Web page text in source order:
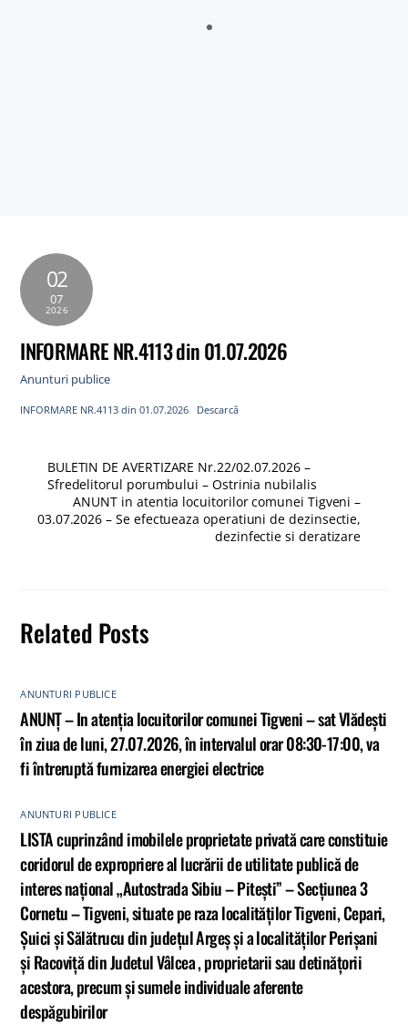
din Judetul Vâlcea , proprietarii sau detinățorii acestora, precum
02
07
2026
INFORMARE NR.4113 din 01.07.2026
Anunturi publice
INFORMARE NR.4113 din 01.07.2026 Descarcă
BULETIN DE AVERTIZARE Nr.22/02.07.2026 –
Sfredelitorul porumbului – Ostrinia nubilalis
ANUNT in atentia locuitorilor comunei Tigveni –
03.07.2026 – Se efectueaza operatiuni de dezinsectie,
dezinfectie si deratizare
Related Posts
ANUNTURI PUBLICE
ANUNȚ – In atenția locuitorilor comunei Tigveni – sat Vlădești
în ziua de luni, 27.07.2026, în intervalul orar 08:30-17:00, va
fi întreruptă furnizarea energiei electrice
ANUNTURI PUBLICE
LISTA cuprinzând imobilele proprietate privată care constituie
coridorul de expropriere al lucrării de utilitate publică de
interes național „Autostrada Sibiu – Pitești” – Secțiunea 3
Cornetu – Tigveni, situate pe raza localităților Tigveni, Cepari,
Șuici și Sălătrucu din județul Argeș și a localităților Perișani
și Racoviță din Judetul Vâlcea , proprietarii sau detinățorii
acestora, precum și sumele individuale aferente
despăgubirilor